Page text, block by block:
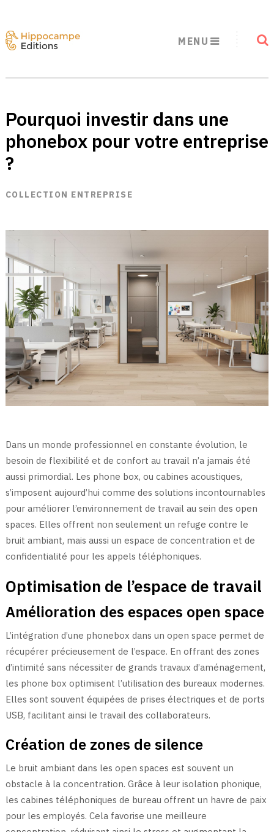
MENU
Pourquoi investir dans une
phonebox pour votre entreprise
?
COLLECTION ENTREPRISE
Dans un monde professionnel en constante évolution, le
besoin de flexibilité et de confort au travail n’a jamais été
aussi primordial. Les phone box, ou cabines acoustiques,
s’imposent aujourd’hui comme des solutions incontournables
pour améliorer l’environnement de travail au sein des open
spaces. Elles offrent non seulement un refuge contre le
bruit ambiant, mais aussi un espace de concentration et de
confidentialité pour les appels téléphoniques.
Optimisation de l’espace de travail
Amélioration des espaces open space
L’intégration d’une phonebox dans un open space permet de
récupérer précieusement de l’espace. En offrant des zones
d’intimité sans nécessiter de grands travaux d’aménagement,
les phone box optimisent l’utilisation des bureaux modernes.
Elles sont souvent équipées de prises électriques et de ports
USB, facilitant ainsi le travail des collaborateurs.
Création de zones de silence
Le bruit ambiant dans les open spaces est souvent un
obstacle à la concentration. Grâce à leur isolation phonique,
les cabines téléphoniques de bureau offrent un havre de paix
pour les employés. Cela favorise une meilleure